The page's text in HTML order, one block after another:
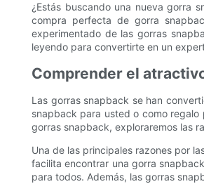
¿Estás buscando una nueva gorra
compra perfecta de gorra
experimentado de las gorras
leyendo para convertirte en un
Comprender el
Las gorras snapback se han
snapback para usted o como
gorras snapback, exploraremos las
Una de las principales razones por
facilita encontrar una gorra
para todos. Además, las gorras